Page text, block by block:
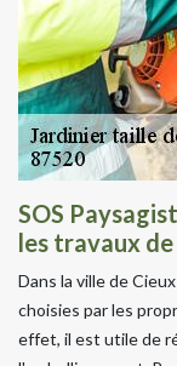
SOS
les travaux
Dans la ville de
choisies par les
effet, il est utile de